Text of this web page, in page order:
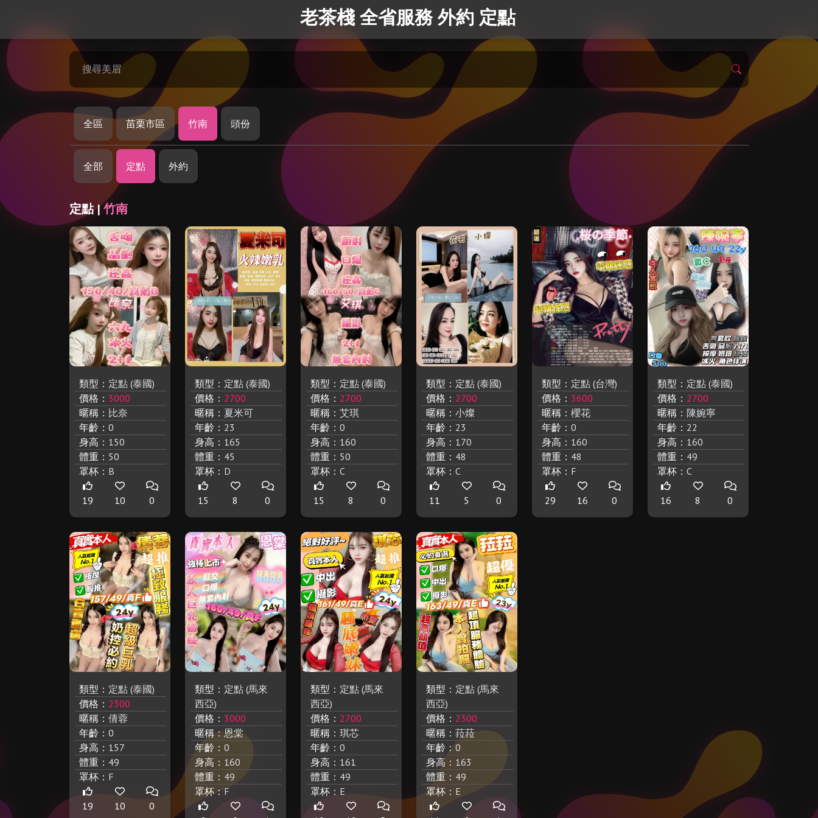
老茶棧 全省服務 外約 定點
搜尋美眉
全區 苗栗市區 竹南 頭份
全部 定點 外約
定點 |竹南
類型： 定點 (泰國)
價格： 3000
暱稱： 比奈
年齡： 0
身高： 150
體重： 50
罩杯： B
19 10 0
類型： 定點 (泰國)
價格： 2700
暱稱： 夏米可
年齡： 23
身高： 165
體重： 45
罩杯： D
15 8 0
類型： 定點 (泰國)
價格： 2700
暱稱： 艾琪
年齡： 0
身高： 160
體重： 50
罩杯： C
15 8 0
類型： 定點 (泰國)
價格： 2700
暱稱： 小燦
年齡： 23
身高： 170
體重： 48
罩杯： C
11 5 0
類型： 定點 (台灣)
價格： 3600
暱稱： 櫻花
年齡： 0
身高： 160
體重： 48
罩杯： F
29 16 0
類型： 定點 (泰國)
價格： 2700
暱稱： 陳婉寧
年齡： 22
身高： 160
體重： 49
罩杯： C
16 8 0
類型： 定點 (泰國)
價格： 2300
暱稱： 倩蓉
年齡： 0
身高： 157
體重： 49
罩杯： F
19 10 0
類型： 定點 (馬來
西亞)
價格： 3000
暱稱： 恩棠
年齡： 0
身高： 160
體重： 49
罩杯： F
類型： 定點 (馬來
西亞)
價格： 2700
暱稱： 琪芯
年齡： 0
身高： 161
體重： 49
罩杯： E
類型： 定點 (馬來
西亞)
價格： 2300
暱稱： 菈菈
年齡： 0
身高： 163
體重： 49
罩杯： E